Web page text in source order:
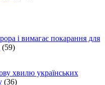
і вимагає покарання для
(59)
хвилю українських
(36)